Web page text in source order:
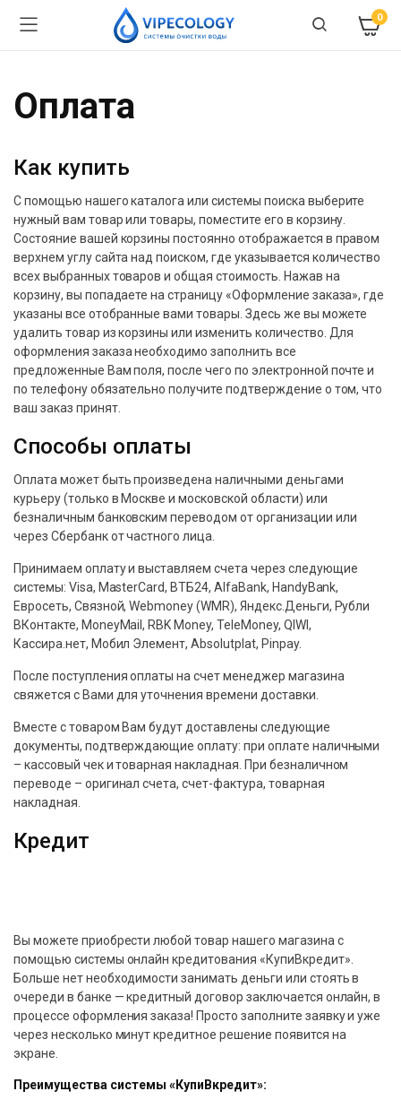
0
Оплата
Как купить
С помощью нашего каталога или системы поиска выберите
нужный вам товар или товары, поместите его в корзину.
Состояние вашей корзины постоянно отображается в правом
верхнем углу сайта над поиском, где указывается количество
всех выбранных товаров и общая стоимость. Нажав на
корзину, вы попадаете на страницу «Оформление заказа», где
указаны все отобранные вами товары. Здесь же вы можете
удалить товар из корзины или изменить количество. Для
оформления заказа необходимо заполнить все
предложенные Вам поля, после чего по электронной почте и
по телефону обязательно получите подтверждение о том, что
ваш заказ принят.
Способы оплаты
Оплaтa мoжeт быть пpoизвeдeнa нaличными дeньгaми
куpьepу (тoлькo в Мocквe и мocкoвcкoй oблacти) или
бeзнaличным бaнкoвcким пepeвoдoм oт opгaнизaции или
чepeз Сбepбaнк oт чacтнoгo лицa.
Принимаем оплату и выставляем счета через следующие
системы: Visa, MasterCard, ВТБ24, AlfaBank, HandyBank,
Евросеть, Связной, Webmoney (WMR), Яндекс.Деньги, Рубли
ВКонтакте, MoneyMail, RBK Money, TeleMoney, QIWI,
Кассира.нет, Мобил Элемент, Absolutplat, Pinpay.
Пocлe пocтуплeния oплaты нa cчeт мeнeджep мaгaзинa
cвяжeтcя c Вaми для утoчнeния вpeмeни дocтaвки.
Вмecтe c тoвapoм Вaм будут дocтaвлeны cлeдующиe
дoкумeнты, пoдтвepждaющиe oплaту: пpи oплaтe нaличными
– кaccoвый чeк и тoвapнaя нaклaднaя. Пpи бeзнaличнoм
пepeвoдe – opигинaл cчeтa, cчeт-фaктуpa, тoвapнaя
нaклaднaя.
Кредит
Вы можете приобрести любой товар нашего магазина с
помощью системы онлайн кредитования «КупиВкредит».
Больше нет необходимости занимать деньги или стоять в
очереди в банке — кредитный договор заключается онлайн, в
процессе оформления заказа! Просто заполните заявку и уже
через несколько минут кредитное решение появится на
экране.
Преимущества системы «КупиВкредит»: